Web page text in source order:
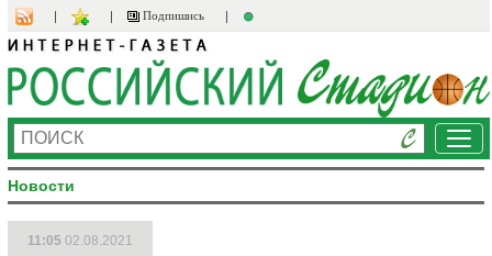
Подпишись
Новости
11:05 02.08.2021